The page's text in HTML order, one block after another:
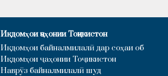
Иқдомҳои ҷаҳонии Тоҷикистон
Иқдомҳои байналмилалӣ дар соҳаи об
Иқдомҳои ҷаҳонии Тоҷикистон
Наврӯз байналмилалӣ шуд